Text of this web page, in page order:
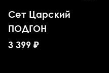
Сет Царский
ПОДГОН
3 399 ₽